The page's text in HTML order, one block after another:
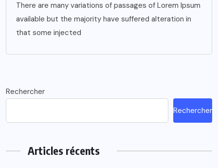
There are many variations of passages of Lorem Ipsum
available but the majority have suffered alteration in
that some injected
Rechercher
Rechercher
Articles récents